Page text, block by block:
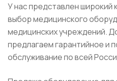
У нас представлен широкий
выбор медицинского
медицинских учреждений.
предлагаем гарантийное и
обслуживание по всей